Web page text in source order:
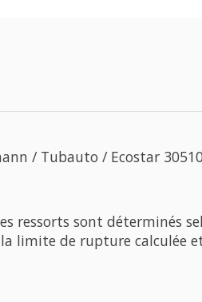
/ Tubauto / Ecostar
ressorts sont déterminés
limite de rupture calculée